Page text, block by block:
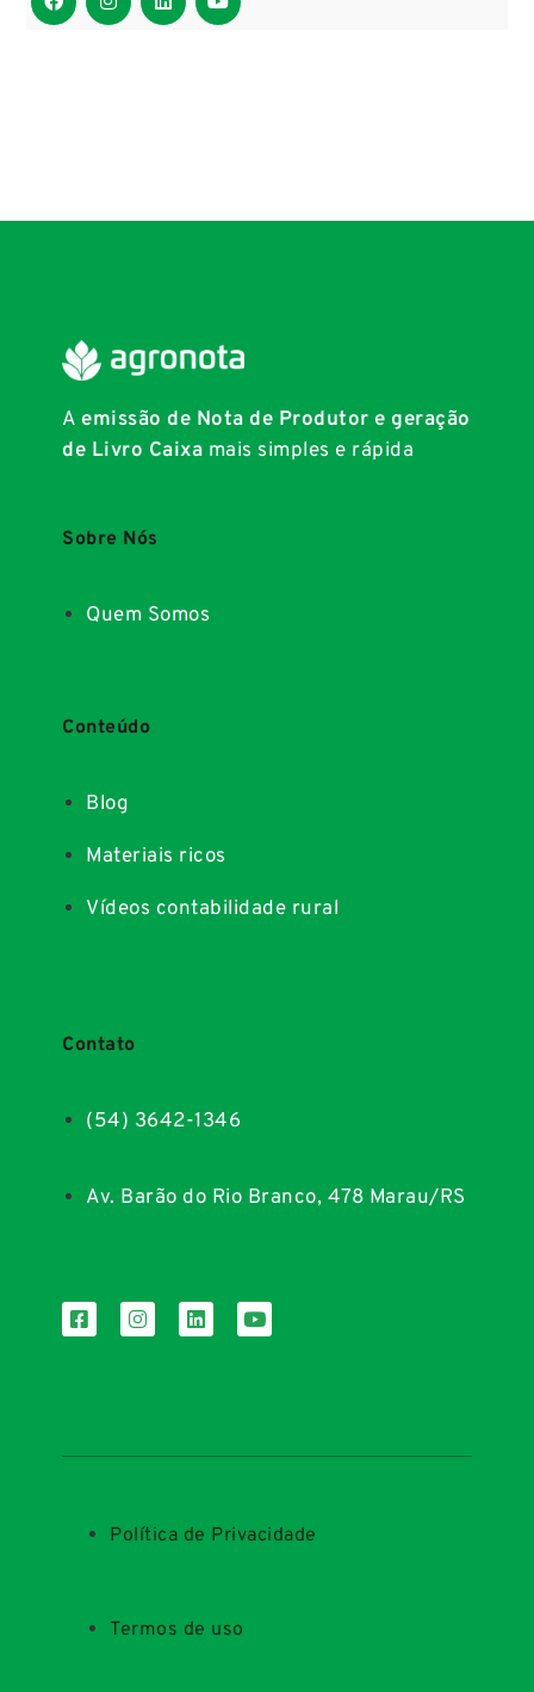
Aemissão de Nota de Produtor e geração
de Livro Caixa mais simples e rápida
Sobre Nós
Quem Somos
Conteúdo
Blog
Materiais ricos
Vídeos contabilidade rural
Contato
(54) 3642-1346
Av. Barão do Rio Branco, 478 Marau/RS
Política de Privacidade
Termos de uso